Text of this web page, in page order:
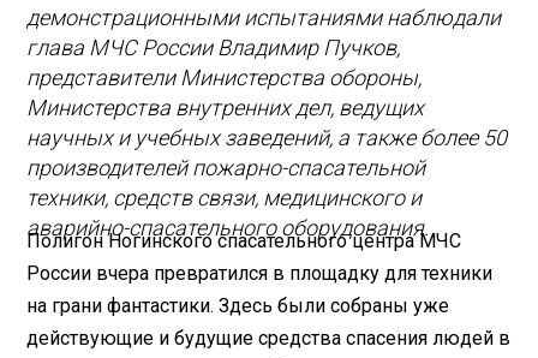
демонстрационными испытаниями наблюдали
глава МЧС России Владимир Пучков,
представители Министерства обороны,
Министерства внутренних дел, ведущих
научных и учебных заведений, а также более 50
производителей пожарно-спасательной
техники, средств связи, медицинского и
аварийно-спасательного оборудования.
Полигон Ногинского спасательного центра МЧС
России вчера превратился в площадку для техники
на грани фантастики. Здесь были собраны уже
действующие и будущие средства спасения людей в